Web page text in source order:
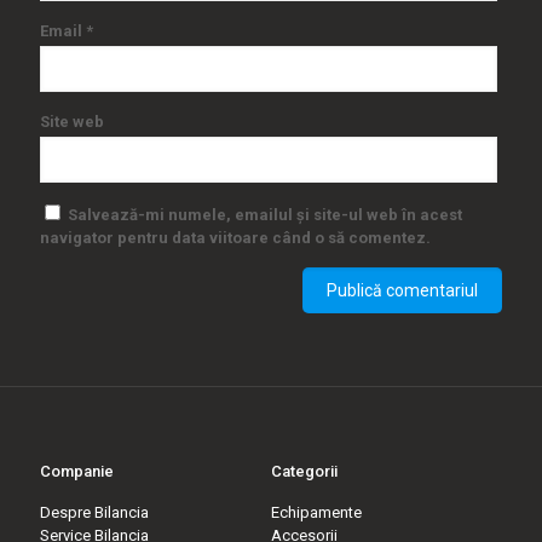
Email *
Site web
Salvează-mi numele, emailul și site-ul web în acest
navigator pentru data viitoare când o să comentez.
Companie
Despre Bilancia
Service Bilancia
Categorii
Echipamente
Accesorii